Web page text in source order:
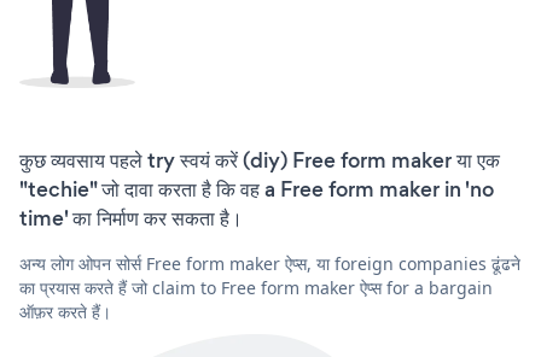
कुछ व्यवसाय पहले try स्वयं करें (diy) Free form maker या एक
"techie" जो दावा करता है कि वह a Free form maker in 'no
time' का निर्माण कर सकता है।
अन्य लोग ओपन सोर्स Free form maker ऐप्स, या foreign companies ढूंढने
का प्रयास करते हैं जो claim to Free form maker ऐप्स for a bargain
ऑफ़र करते हैं।